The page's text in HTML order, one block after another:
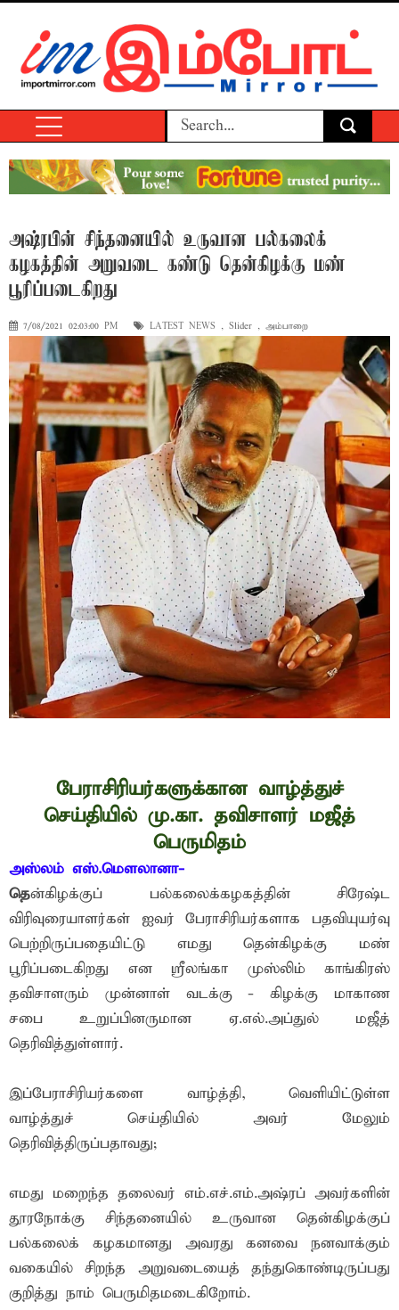
அஷ்ரபின் சிந்தனையில் உருவான பல்கலைக்
கழகத்தின் அறுவடை கண்டு தென்கிழக்கு மண்
பூரிப்படைகிறது
7/08/2021 02:03:00 PM LATEST NEWS , Slider , அம்பாறை
பேராசிரியர்களுக்கான வாழ்த்துச்
செய்தியில் மு.கா. தவிசாளர் மஜீத்
பெருமிதம்
அஸ்லம் எஸ்.மௌலானா-
தென்கிழக்குப் பல்கலைக்கழகத்தின் சிரேஷ்ட
விரிவுரையாளர்கள் ஐவர் பேராசிரியர்களாக பதவியுயர்வு
பெற்றிருப்பதையிட்டு எமது தென்கிழக்கு மண்
பூரிப்படைகிறது என ஸ்ரீலங்கா முஸ்லிம் காங்கிரஸ்
தவிசாளரும் முன்னாள் வடக்கு - கிழக்கு மாகாண
சபை உறுப்பினருமான ஏ.எல்.அப்துல் மஜீத்
தெரிவித்துள்ளார்.
இப்பேராசிரியர்களை வாழ்த்தி, வெளியிட்டுள்ள
வாழ்த்துச் செய்தியில் அவர் மேலும்
தெரிவித்திருப்பதாவது;
எமது மறைந்த தலைவர் எம்.எச்.எம்.அஷ்ரப் அவர்களின்
தூரநோக்கு சிந்தனையில் உருவான தென்கிழக்குப்
பல்கலைக் கழகமானது அவரது கனவை நனவாக்கும்
வகையில் சிறந்த அறுவடையைத் தந்துகொண்டிருப்பது
குறித்து நாம் பெருமிதமடைகிறோம்.